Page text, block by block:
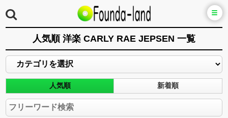
人気順 洋楽 CARLY RAE JEPSEN 一覧
人気順 新着順